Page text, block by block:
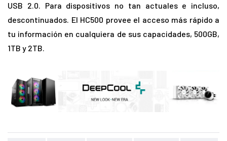
USB 2.0. Para dispositivos no tan actuales e incluso,
descontinuados. El HC500 provee el acceso más rápido a
tu información en cualquiera de sus capacidades, 500GB,
1TB y 2TB.